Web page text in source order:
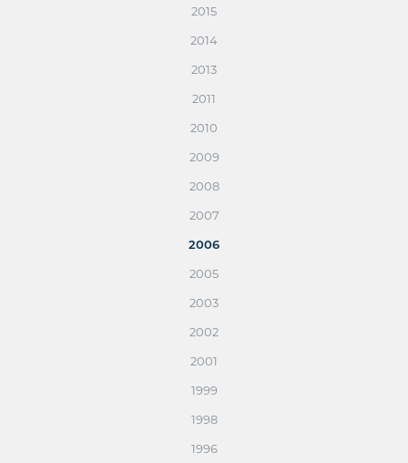
2015
2014
2013
2011
2010
2009
2008
2007
2006
2005
2003
2002
2001
1999
1998
1996